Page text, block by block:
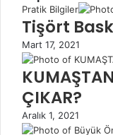
Pratik Bilgiler
Tişört
Mart 17, 2021
ÇIKAR?
Aralık 1, 2021